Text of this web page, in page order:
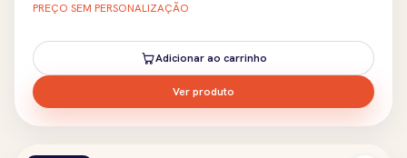
PREÇO SEM PERSONALIZAÇÃO
Adicionar ao carrinho
Ver produto